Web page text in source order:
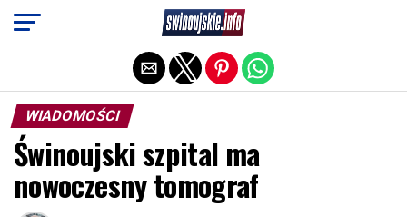
WIADOMOŚCI
Świnoujski szpital ma
nowoczesny tomograf
Exit mobile version